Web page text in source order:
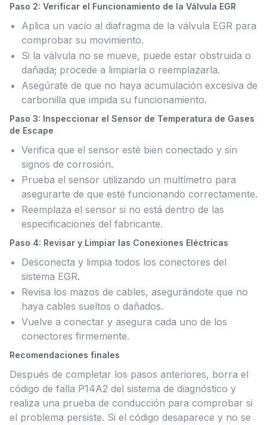
Paso 2: Verificar el Funcionamiento de la Válvula EGR
Aplica un vacío al diafragma de la válvula EGR para
comprobar su movimiento.
Si la válvula no se mueve, puede estar obstruida o
dañada; procede a limpiarla o reemplazarla.
Asegúrate de que no haya acumulación excesiva de
carbonilla que impida su funcionamiento.
Paso 3: Inspeccionar el Sensor de Temperatura de Gases
de Escape
Verifica que el sensor esté bien conectado y sin
signos de corrosión.
Prueba el sensor utilizando un multímetro para
asegurarte de que esté funcionando correctamente.
Reemplaza el sensor si no está dentro de las
especificaciones del fabricante.
Paso 4: Revisar y Limpiar las Conexiones Eléctricas
Desconecta y limpia todos los conectores del
sistema EGR.
Revisa los mazos de cables, asegurándote que no
haya cables sueltos o dañados.
Vuelve a conectar y asegura cada uno de los
conectores firmemente.
Recomendaciones finales
Después de completar los pasos anteriores, borra el
código de falla P14A2 del sistema de diagnóstico y
realiza una prueba de conducción para comprobar si
el problema persiste. Si el código desaparece y no se